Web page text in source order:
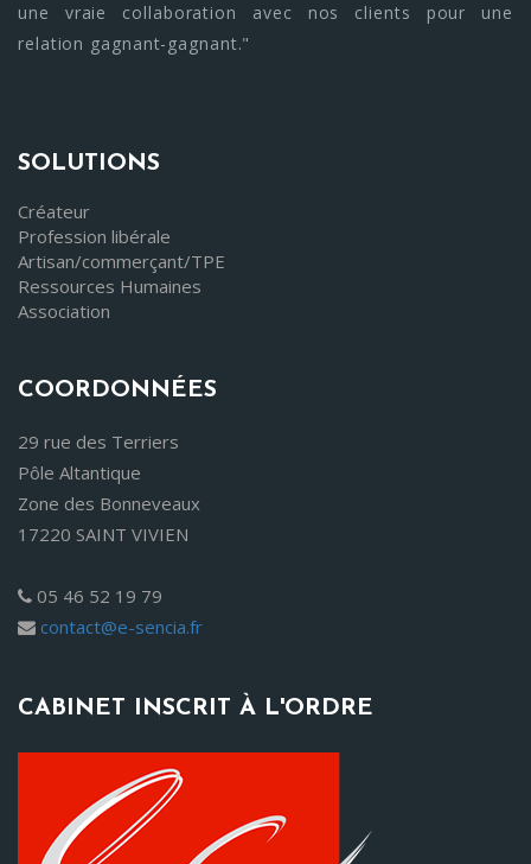
une vraie collaboration avec nos clients pour une
relation gagnant-gagnant."
SOLUTIONS
Créateur
Profession libérale
Artisan/commerçant/TPE
Ressources Humaines
Association
COORDONNÉES
29 rue des Terriers
Pôle Altantique
Zone des Bonneveaux
17220 SAINT VIVIEN
05 46 52 19 79
contact@e-sencia.fr
CABINET INSCRIT À L'ORDRE